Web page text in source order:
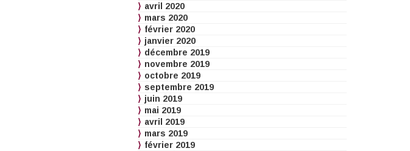
avril 2020
mars 2020
février 2020
janvier 2020
décembre 2019
novembre 2019
octobre 2019
septembre 2019
juin 2019
mai 2019
avril 2019
mars 2019
février 2019